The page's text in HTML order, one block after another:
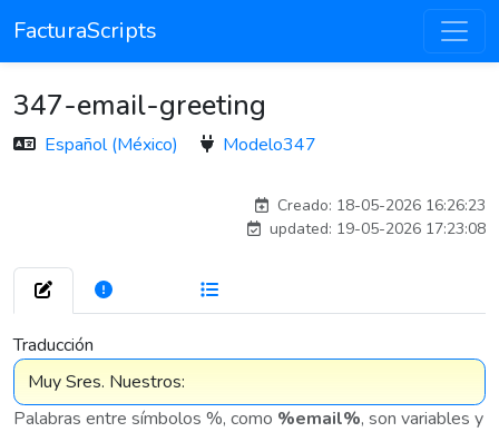
FacturaScripts
347-email-greeting
Español (México) Modelo347
Creado: 18-05-2026 16:26:23
updated: 19-05-2026 17:23:08
Traducción
Palabras entre símbolos %, como %email%, son variables y